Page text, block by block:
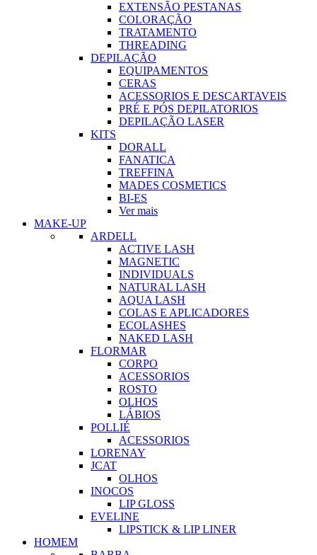
EXTENSÃO PESTANAS
COLORAÇÃO
TRATAMENTO
THREADING
DEPILAÇÃO
EQUIPAMENTOS
CERAS
ACESSORIOS E DESCARTAVEIS
PRÉ E PÓS DEPILATORIOS
DEPILAÇÃO LASER
KITS
DORALL
FANATICA
TREFFINA
MADES COSMETICS
BI-ES
Ver mais
MAKE-UP
ARDELL
ACTIVE LASH
MAGNETIC
INDIVIDUALS
NATURAL LASH
AQUA LASH
COLAS E APLICADORES
ECOLASHES
NAKED LASH
FLORMAR
CORPO
ACESSORIOS
ROSTO
OLHOS
LÁBIOS
POLLIÉ
ACESSORIOS
LORENAY
JCAT
OLHOS
INOCOS
LIP GLOSS
EVELINE
LIPSTICK & LIP LINER
HOMEM